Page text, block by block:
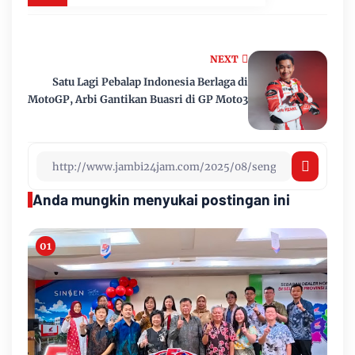
NEXT
Satu Lagi Pebalap Indonesia Berlaga di
MotoGP, Arbi Gantikan Buasri di GP Moto3
Anda mungkin menyukai postingan ini